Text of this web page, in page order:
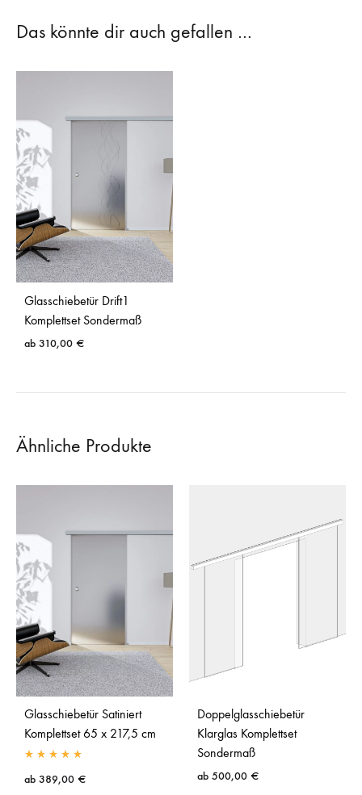
Das könnte dir auch gefallen …
Glasschiebetür Drift1
Komplettset Sondermaß
ab 310,00 €
Ähnliche Produkte
Glasschiebetür Satiniert
Komplettset 65 x 217,5 cm
ab 389,00 €
Doppelglasschiebetür
Klarglas Komplettset
Sondermaß
ab 500,00 €